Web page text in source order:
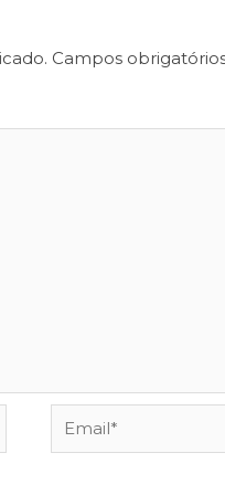
Campos
Email*